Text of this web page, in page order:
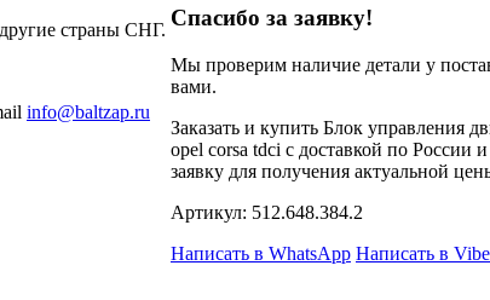
страны СНГ.
info@baltzap.ru
Спасибо за заявку!
Мы проверим наличие детали у
вами.
Заказать и купить Блок управления
opel corsa tdci с доставкой по России
заявку для получения актуальной
Артикул: 512.648.384.2
Написать в WhatsApp Написать в